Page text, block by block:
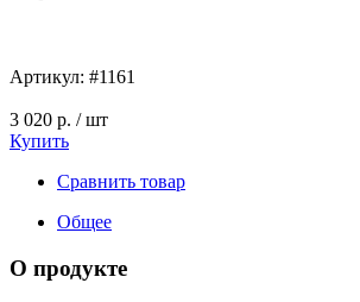
Артикул: #1161
3 020 р. / шт
Купить
Сравнить товар
Общее
О продукте